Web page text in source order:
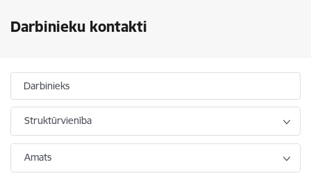
Darbinieku kontakti
Darbinieks
Struktūrvienība
Amats